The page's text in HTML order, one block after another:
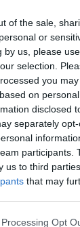
of the sale,
or
by us, please
selection.
you
on
disclosed
separately
participants.
us to third
that may
Opt
Publicidad